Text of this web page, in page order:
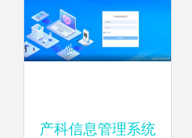
产科信息管理系统